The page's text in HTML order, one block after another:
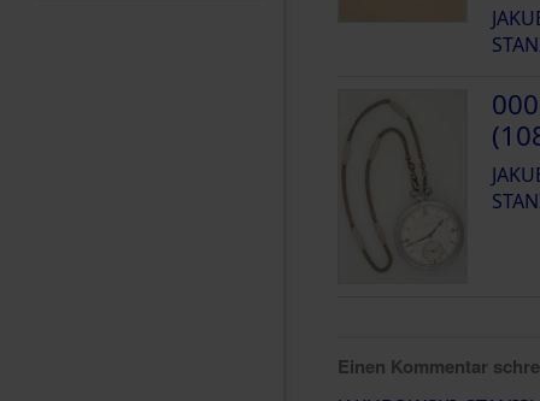
Einen Kommentar